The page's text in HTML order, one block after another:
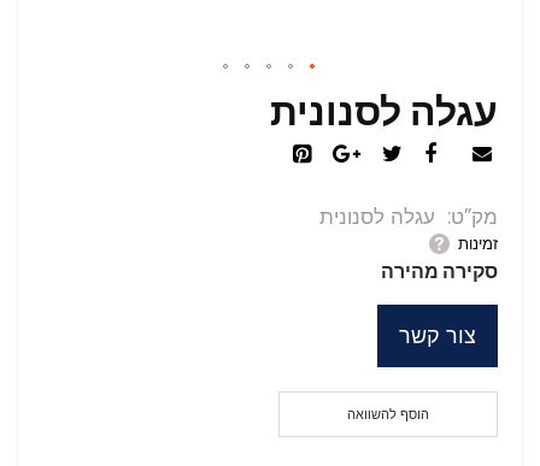
עגלה לסנונית
מק”ט עגלה לסנונית
זמינות
סקירה מהירה
צור קשר
הוסף להשוואה